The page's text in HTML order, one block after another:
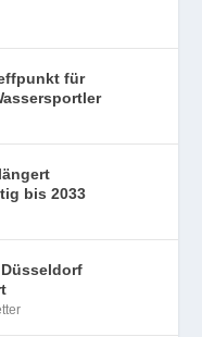
für
bis 2033